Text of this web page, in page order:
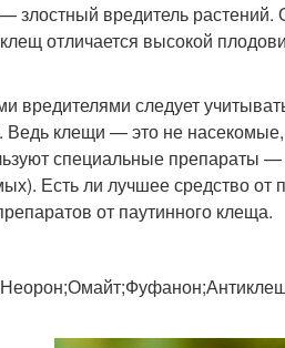
злостный вредитель
отличается высокой
вредителями следует
Ведь клещи — это не
специальные препараты
Есть ли лучшее средство
от паутинного клеща.